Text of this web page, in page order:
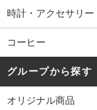
時計・アクセサリー
コーヒー
グループから探す
オリジナル商品